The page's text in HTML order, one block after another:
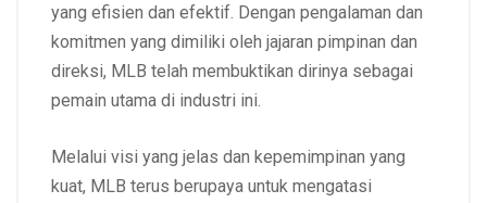
yang efisien dan efektif. Dengan pengalaman dan
komitmen yang dimiliki oleh jajaran pimpinan dan
direksi, MLB telah membuktikan dirinya sebagai
pemain utama di industri ini.
Melalui visi yang jelas dan kepemimpinan yang
kuat, MLB terus berupaya untuk mengatasi